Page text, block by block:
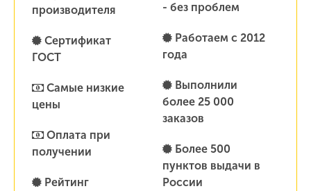
производителя
Сертификат
ГОСТ
Самые низкие
цены
Оплата при
получении
Рейтинг
- без проблем
Работаем с 2012
года
Выполнили
более 25 000
заказов
Более 500
пунктов выдачи в
России